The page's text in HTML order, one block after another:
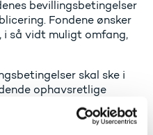
bevillingsbetingelser
Fondene ønsker
i så vidt muligt omfang,
skal ske i
ophavsretlige